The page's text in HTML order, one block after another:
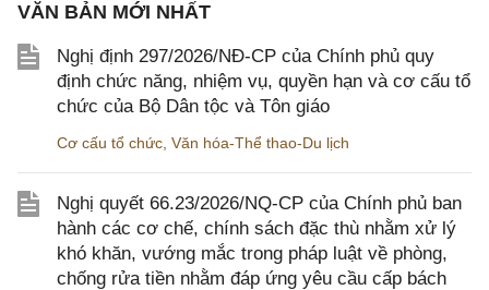
VĂN BẢN MỚI NHẤT
Nghị định 297/2026/NĐ-CP của Chính phủ quy
định chức năng, nhiệm vụ, quyền hạn và cơ cấu tổ
chức của Bộ Dân tộc và Tôn giáo
Cơ cấu tổ chức Văn hóa-Thể thao-Du lịch
Nghị quyết 66.23/2026/NQ-CP của Chính phủ ban
hành các cơ chế, chính sách đặc thù nhằm xử lý
khó khăn, vướng mắc trong pháp luật về phòng,
chống rửa tiền nhằm đáp ứng yêu cầu cấp bách